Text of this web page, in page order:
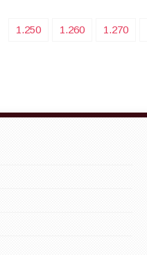
1.250 1.260 1.270